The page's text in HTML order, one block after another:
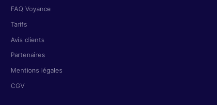
FAQ Voyance
Tarifs
Avis clients
Partenaires
Mentions légales
CGV